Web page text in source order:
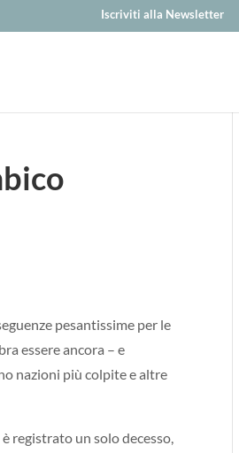
Iscriviti alla Newsletter
pesantissime per le
essere ancora – e
nazioni più colpite e altre
registrato un solo decesso,